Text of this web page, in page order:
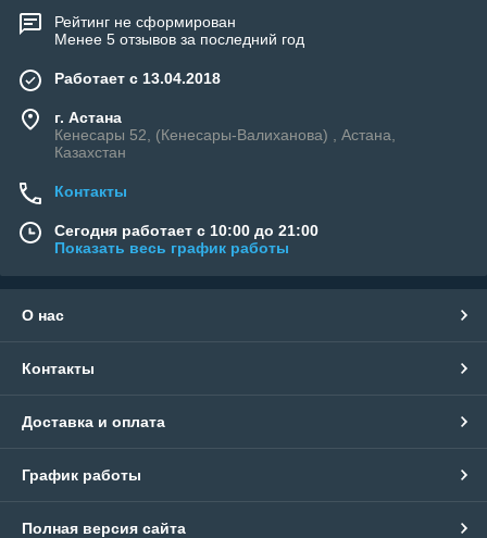
Рейтинг не сформирован
Менее 5 отзывов за последний год
Работает с 13.04.2018
г. Астана
Кенесары 52, (Кенесары-Валиханова) , Астана,
Казахстан
Контакты
Сегодня работает с 10:00 до 21:00
Показать весь график работы
О нас
Контакты
Доставка и оплата
График работы
Полная версия сайта